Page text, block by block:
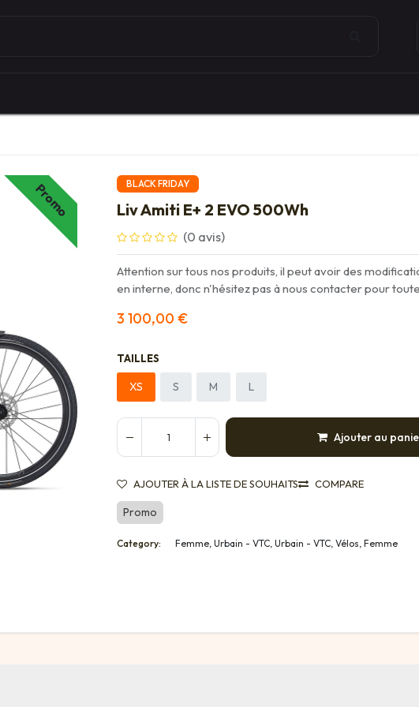
Promo BLACK FRIDAY
Liv Amiti E+ 2 EVO 500Wh
(0 avis)
Attention sur tous nos produits, il peut avoir des
en interne, donc n'hésitez pas à nous contacter pour
3 100,00 €
TAILLES
XS S M L
Ajouter au
AJOUTER À LA LISTE DE SOUHAITS COMPARE
Promo
Category: Femme, Urbain - VTC, Urbain - VTC, Vélos, Femme